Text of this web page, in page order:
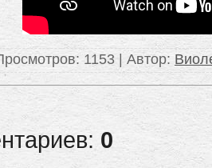
: 1153 | Автор:
0